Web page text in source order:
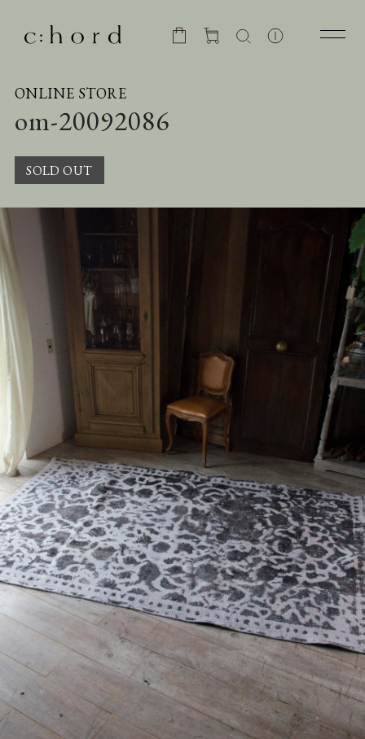
ONLINE STORE
om-20092086